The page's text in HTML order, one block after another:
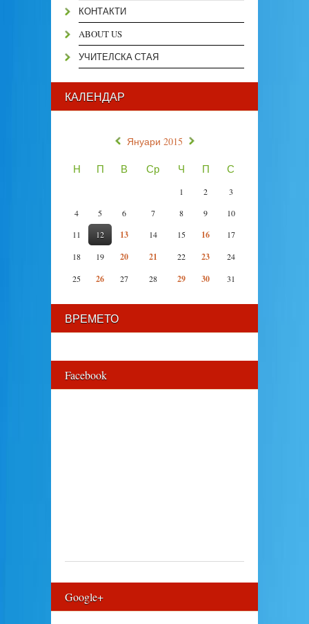
КОНТАКТИ
ABOUT US
УЧИТЕЛСКА СТАЯ
КАЛЕНДАР
« Януари 2015 »
Н П В Ср Ч П С
1 2
3
4
5 6 7 8 9
10
11
12 13 14 15 16
17
18
19 20 21 22 23
24
25
26 27 28 29 30 31
ВРЕМЕТО
Facebook
Google+